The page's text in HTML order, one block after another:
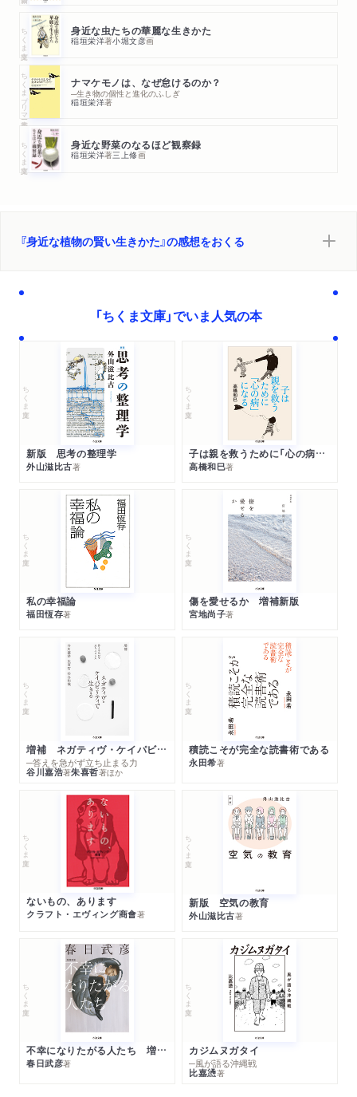
ちくま文庫 身近な虫たちの華麗な生きかた
稲垣栄洋著小堀文彦画
ちくまプリマー新書 ナマケモノは、なぜ怠けるのか？
─生き物の個性と進化のふしぎ
稲垣栄洋著
ちくま文庫 身近な野菜のなるほど観察録
稲垣栄洋著三上修画
『身近な植物の賢い生きかた』の感想をおくる
「ちくま文庫」でいま人気の本
ちくま文庫
新版 思考の整理学
外山滋比古著
ちくま文庫
子は親を救うために「心の病」になる
高橋和巳著
ちくま文庫
私の幸福論
福田恆存著
ちくま文庫
傷を愛せるか 増補新版
宮地尚子著
ちくま文庫
増補 ネガティヴ・ケイパビリティで生きる
─答えを急がず立ち止まる力
谷川嘉浩著朱喜哲著ほか
ちくま文庫
積読こそが完全な読書術である
永田希著
ちくま文庫
ないもの、あります
クラフト・エヴィング商會著
ちくま文庫
新版 空気の教育
外山滋比古著
ちくま文庫
不幸になりたがる人たち 増補新版
春日武彦著
ちくま文庫
カジムヌガタイ
─風が語る沖縄戦
比嘉慂著